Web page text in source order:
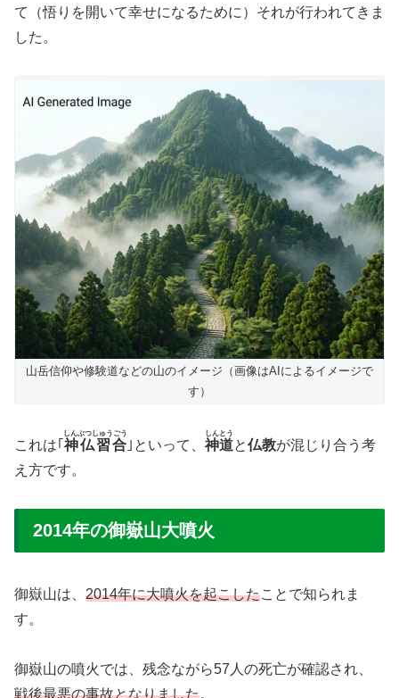
て（悟りを開いて幸せになるために）それが行われてきま
した。
山岳信仰や修験道などの山のイメージ（画像はAIによるイメージで
す）
これは｢ 神仏習合
しんぶつしゅうごう
｣といって、 神道
しんとう
と仏教が混じり合う考
え方です。
2014年の御嶽山大噴火
御嶽山は、 2014年に大噴火を起こしたことで知られま
す。
御嶽山の噴火では、残念ながら57人の死亡が確認され、
戦後最悪の事故となりました。